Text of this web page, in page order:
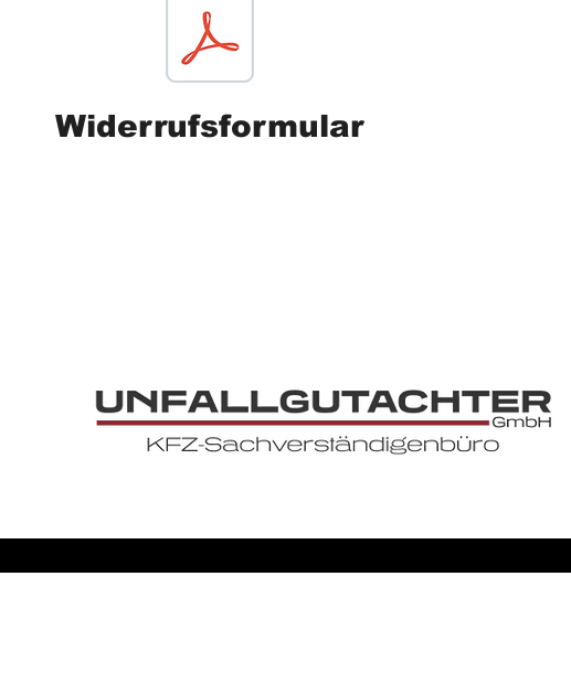
Widerrufsformular